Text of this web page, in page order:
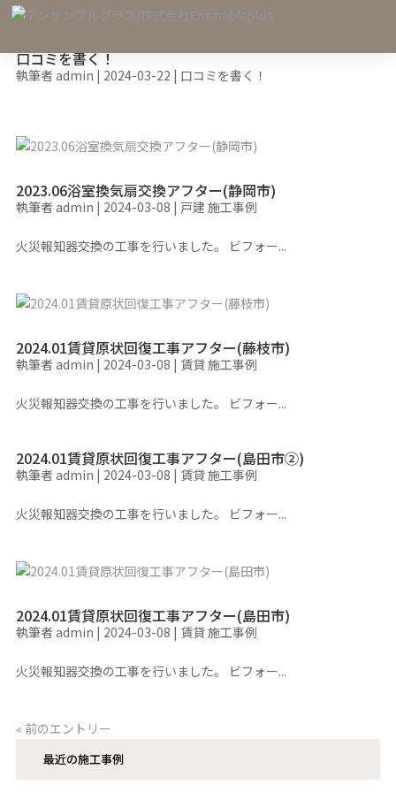
口コミを書く！
執筆者admin | 2024-03-22 | 口コミを書く！
2023.06浴室換気扇交換アフター(静岡市)
執筆者admin | 2024-03-08 | 戸建 施工事例
火災報知器交換の工事を行いました。 ビフォー...
2024.01賃貸原状回復工事アフター(藤枝市)
執筆者admin | 2024-03-08 | 賃貸 施工事例
火災報知器交換の工事を行いました。 ビフォー...
2024.01賃貸原状回復工事アフター(島田市②)
執筆者admin | 2024-03-08 | 賃貸 施工事例
火災報知器交換の工事を行いました。 ビフォー...
2024.01賃貸原状回復工事アフター(島田市)
執筆者admin | 2024-03-08 | 賃貸 施工事例
火災報知器交換の工事を行いました。 ビフォー...
« 前のエントリー
最近の施工事例